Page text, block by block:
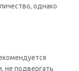
однако
не подвергать